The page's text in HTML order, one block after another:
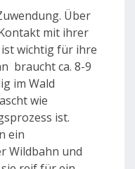
Über
mit ihrer
wichtig für ihre
braucht ca. 8-9
im Wald
wie
ist.
ein
Wildbahn und